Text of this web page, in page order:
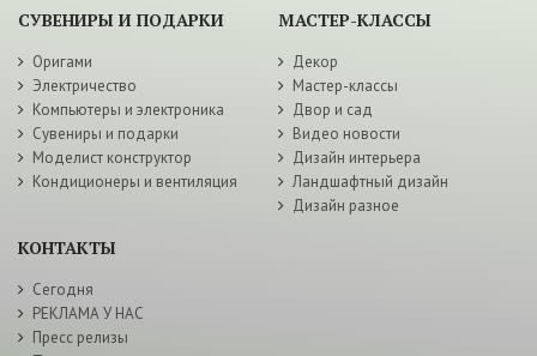
СУВЕНИРЫ И ПОДАРКИ
Оригами
Электричество
Компьютеры и электроника
Сувениры и подарки
Моделист конструктор
Кондиционеры и вентиляция
МАСТЕР-КЛАССЫ
Декор
Мастер-классы
Двор и сад
Видео новости
Дизайн интерьера
Ландшафтный дизайн
Дизайн разное
КОНТАКТЫ
Сегодня
РЕКЛАМА У НАС
Пресс релизы